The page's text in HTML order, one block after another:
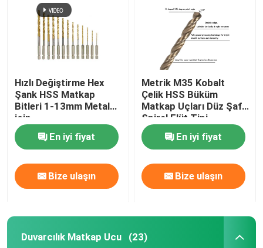
Hızlı Değiştirme Hex
Şank HSS Matkap
Bitleri 1-13mm Metal
için
En iyi fiyat
Bize ulaşın
Metrik M35 Kobalt
Çelik HSS Büküm
Matkap Uçları Düz ​​Şaft
Spiral Flüt Tipi
En iyi fiyat
Bize ulaşın
Duvarcılık Matkap Ucu (23)